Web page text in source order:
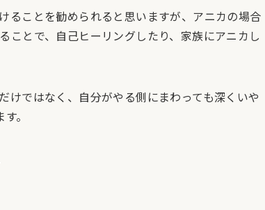
ることを勧められると思いますが、アニカの場合
ことで、自己ヒーリングしたり、家族にアニカし
けではなく、自分がやる側にまわっても深くいや
。